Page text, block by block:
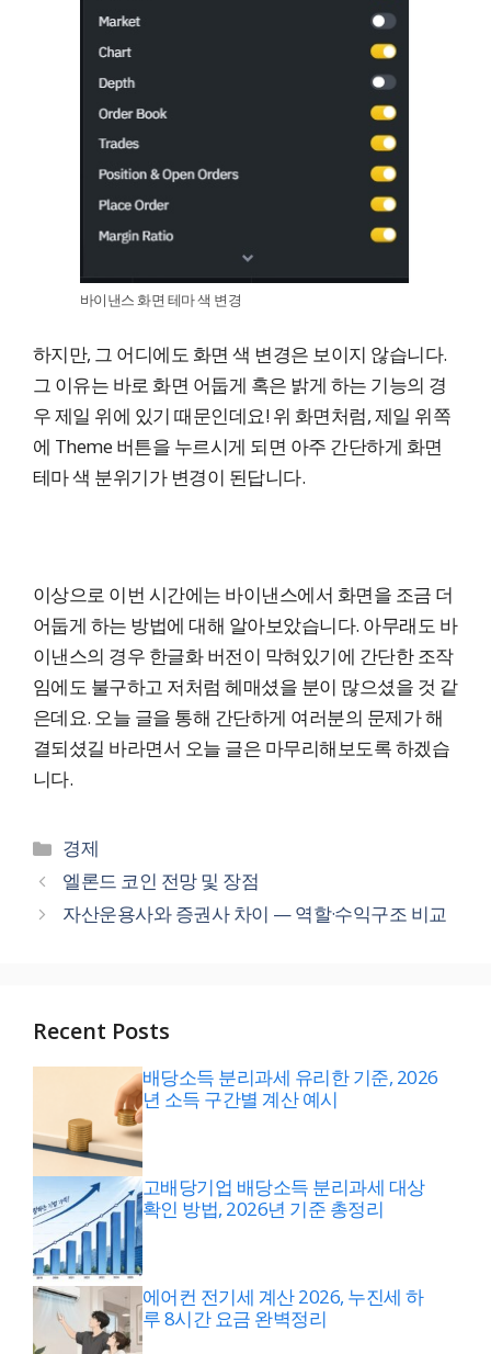
바이낸스 화면 테마 색 변경
하지만, 그 어디에도 화면 색 변경은 보이지 않습니다.
그 이유는 바로 화면 어둡게 혹은 밝게 하는 기능의 경
우 제일 위에 있기 때문인데요! 위 화면처럼, 제일 위쪽
에 Theme 버튼을 누르시게 되면 아주 간단하게 화면
테마 색 분위기가 변경이 된답니다.
이상으로 이번 시간에는 바이낸스에서 화면을 조금 더
어둡게 하는 방법에 대해 알아보았습니다. 아무래도 바
이낸스의 경우 한글화 버전이 막혀있기에 간단한 조작
임에도 불구하고 저처럼 헤매셨을 분이 많으셨을 것 같
은데요. 오늘 글을 통해 간단하게 여러분의 문제가 해
결되셨길 바라면서 오늘 글은 마무리해보도록 하겠습
니다.
카
테
리
경제
엘론드 코인 전망 및 장점
자산운용사와 증권사 차이 — 역할·수익구조 비교
Recent Posts
배당소득 분리과세 유리한 기준, 2026
년 소득 구간별 계산 예시
고배당기업 배당소득 분리과세 대상
확인 방법, 2026년 기준 총정리
에어컨 전기세 계산 2026, 누진세 하
루 8시간 요금 완벽정리